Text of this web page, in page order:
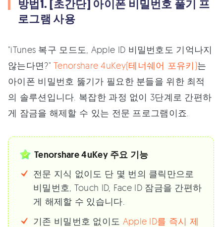
방법1. [초간단] 아이폰 비밀번호 풀기 프
로그램 사용
"iTunes 복구 모드도, Apple ID 비밀번호도 기억나지
않는다면?"Tenorshare 4uKey(테너쉐어 포유키)는
아이폰 비밀번호 뚫기가 필요한 분들을 위한 최적
의 솔루션입니다. 복잡한 과정 없이 3단계로 간편하
게 잠금을 해제할 수 있는 전문 프로그램이죠.
Tenorshare 4uKey 주요 기능
전문 지식 없이도 단 몇 번의 클릭만으로
비밀번호, Touch ID, Face ID 잠금을 간편하
게 해제할 수 있습니다.
기존 비밀번호 없이도 Apple ID를 즉시 제